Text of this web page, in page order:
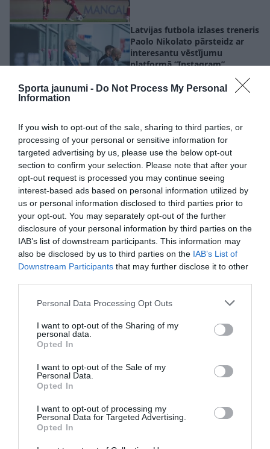
Sporta jaunumi - Do Not Process My Personal
Information
If you wish to opt-out of the sale, sharing to third parties, or
processing of your personal or sensitive information for
targeted advertising by us, please use the below opt-out
section to confirm your selection. Please note that after your
opt-out request is processed you may continue seeing
interest-based ads based on personal information utilized by
us or personal information disclosed to third parties prior to
your opt-out. You may separately opt-out of the further
disclosure of your personal information by third parties on the
IAB’s list of downstream participants. This information may
also be disclosed by us to third parties on the IAB’s List of
Downstream Participants that may further disclose it to other
Please note that this website/app uses one or more Google
not limited to your visit or usage behaviour. You may click to
grant or deny consent to Google and its third-party tags to
use your data for below specified purposes in below Google
consent section.
Personal Data Processing Opt Outs
I want to opt-out of the Sharing of my
personal data.
Opted In
I want to opt-out of the Sale of my
Personal Data.
Opted In
I want to opt-out of processing my
Personal Data for Targeted Advertising.
Opted In
Latvijas futbola izlases treneris
Paolo Nikolato pārsteidz ar
interesantu vēstījumu
platformā “Instagram”
– futbols viņiem ir asinīs
“Apklusināja visu arēnu!” Lai
gan hokeja čempionātā
uzvarēja Somija, skatītājus
vairāk aizkustināja kas cits
Smiekli garantēti! Hokeja fani
atminas spilgtas komentētāju
Aizkustinošs stāsts par divām
sirmgalvēm – kvēlām hokeja